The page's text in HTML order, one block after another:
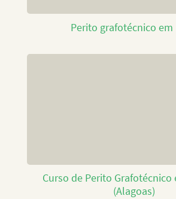
Perito grafotécnico em
Curso de Perito Grafotécnico
(Alagoas)